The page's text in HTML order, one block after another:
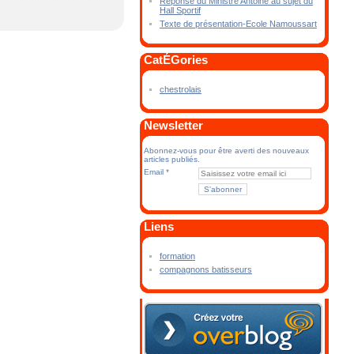
Hall Sportif
Texte de présentation-Ecole Namoussart
CatÉGories
chestrolais
Newsletter
Abonnez-vous pour être averti des nouveaux
articles publiés.
Email
Liens
formation
compagnons batisseurs